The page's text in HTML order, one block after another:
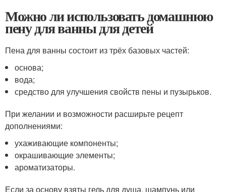
Можно ли использовать домашнюю
пену для ванны для детей
Пена для ванны состоит из трёх базовых частей:
основа;
вода;
средство для улучшения свойств пены и пузырьков.
При желании и возможности расширьте рецепт
дополнениями:
ухаживающие компоненты;
окрашивающие элементы;
ароматизаторы.
Если за основу взяты гель для душа, шампунь или